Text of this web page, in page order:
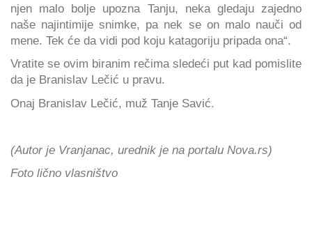
njen malo bolje upozna Tanju, neka gledaju zajedno
naše najintimije snimke, pa nek se on malo nauči od
mene. Tek će da vidi pod koju katagoriju pripada ona“.
Vratite se ovim biranim rečima sledeći put kad pomislite
da je Branislav Lečić u pravu.
Onaj Branislav Lečić, muž Tanje Savić.
(Autor je Vranjanac, urednik je na portalu Nova.rs)
Foto lično vlasništvo